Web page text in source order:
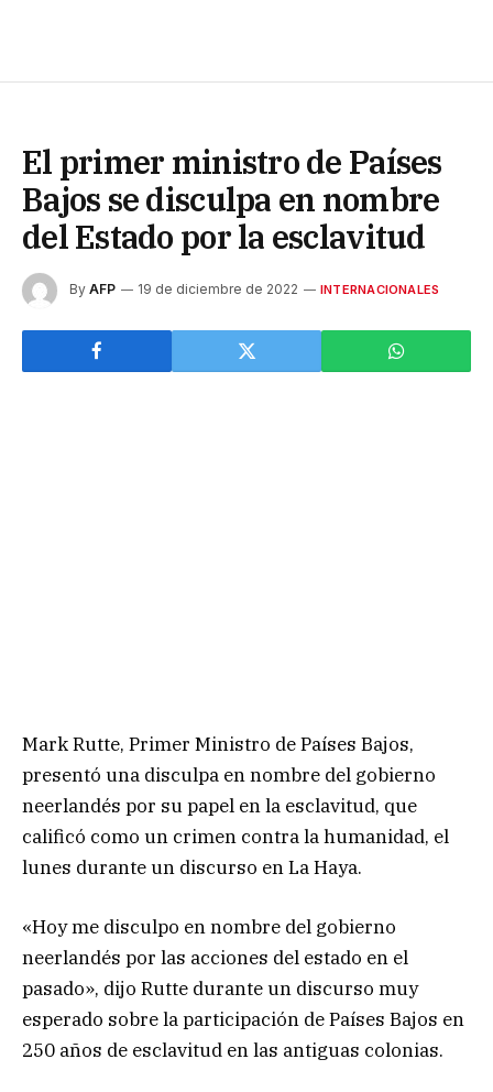
El primer ministro de Países
Bajos se disculpa en nombre
del Estado por la esclavitud
By AFP 19 de diciembre de 2022 INTERNACIONALES
Mark Rutte, Primer Ministro de Países Bajos,
presentó una disculpa en nombre del gobierno
neerlandés por su papel en la esclavitud, que
calificó como un crimen contra la humanidad, el
lunes durante un discurso en La Haya.
«Hoy me disculpo en nombre del gobierno
neerlandés por las acciones del estado en el
pasado», dijo Rutte durante un discurso muy
esperado sobre la participación de Países Bajos en
250 años de esclavitud en las antiguas colonias.